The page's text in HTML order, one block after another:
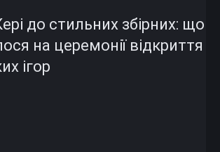
до стильних збірних: що
на церемонії відкриття
ігор